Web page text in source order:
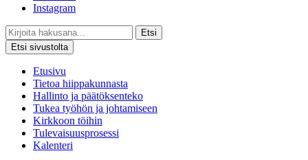
Instagram
Etsi
Etsi sivustolta
Etusivu
Tietoa hiippakunnasta
Hallinto ja päätöksenteko
Tukea työhön ja johtamiseen
Kirkkoon töihin
Tulevaisuusprosessi
Kalenteri